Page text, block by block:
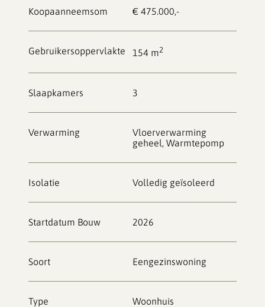
Koopaanneemsom € 475.000,-
Gebruikersoppervlakte 154 m2
Slaapkamers 3
Verwarming
Vloerverwarming
geheel, Warmtepomp
Isolatie Volledig geïsoleerd
Startdatum Bouw 2026
Soort Eengezinswoning
Type Woonhuis